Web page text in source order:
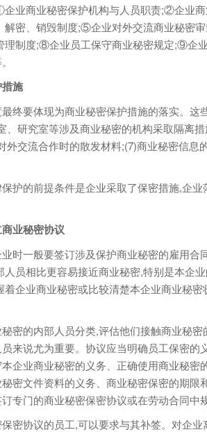
业商业秘密保护机构与人员职责;②企业
密、销毁制度;⑤企业对外交流商业秘密
制度;⑧企业员工保守商业秘密规定;⑨企
施
要体现为商业秘密保护措施的落实。这
、研究室等涉及商业秘密的机构采取隔离
外交流合作时的散发材料;(7)商业秘密信
的前提条件是企业采取了保密措施,企业
业秘密协议
一般要签订涉及保护商业秘密的雇用合
员相比更容易接近商业秘密,特别是本企
企业商业秘密或比较清楚本企业商业秘
的内部人员分类,评估他们接触商业秘密
来说尤为重要。协议应当明确员工保密
企业商业秘密的义务、正确使用商业秘
密文件资料的义务、商业秘密保密的期
专门的商业秘密保密协议或在劳动合同中
协议的员工,可以要求与其补签。对企业